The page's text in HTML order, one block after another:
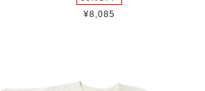
¥8,085